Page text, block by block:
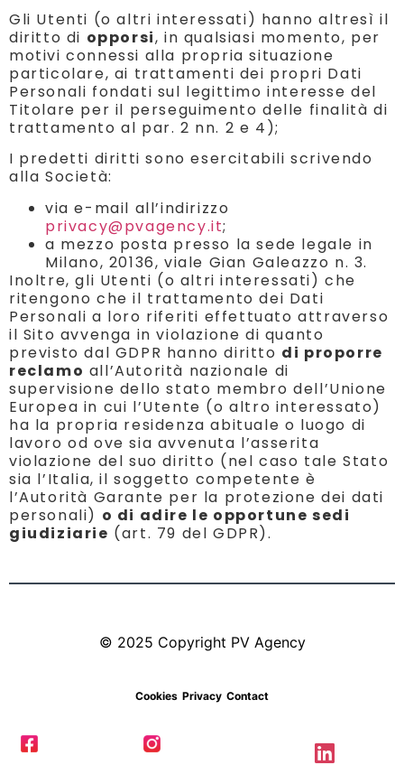
Gli Utenti (o altri interessati) hanno altresì il
diritto di opporsi, in qualsiasi momento, per
motivi connessi alla propria situazione
particolare, ai trattamenti dei propri Dati
Personali fondati sul legittimo interesse del
Titolare per il perseguimento delle finalità di
trattamento al par. 2 nn. 2 e 4);
I predetti diritti sono esercitabili scrivendo
alla Società:
via e-mail all’indirizzo
privacy@pvagency.it;
a mezzo posta presso la sede legale in
Milano, 20136, viale Gian Galeazzo n. 3.
Inoltre, gli Utenti (o altri interessati) che
ritengono che il trattamento dei Dati
Personali a loro riferiti effettuato attraverso
il Sito avvenga in violazione di quanto
previsto dal GDPR hanno diritto di proporre
reclamo all’Autorità nazionale di
supervisione dello stato membro dell’Unione
Europea in cui l’Utente (o altro interessato)
ha la propria residenza abituale o luogo di
lavoro od ove sia avvenuta l’asserita
violazione del suo diritto (nel caso tale Stato
sia l’Italia, il soggetto competente è
l’Autorità Garante per la protezione dei dati
personali) o di adire le opportune sedi
giudiziarie (art. 79 del GDPR).
© 2025 Copyright PV Agency
Cookies Privacy Contact